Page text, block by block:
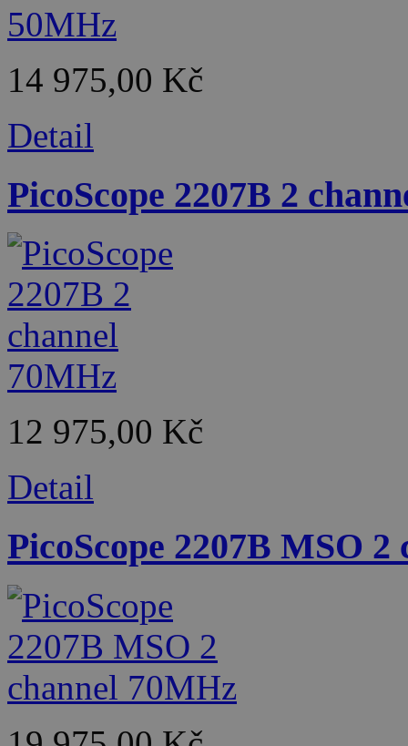
14 975,00 Kč
Detail
PicoScope 2207B 2
12 975,00 Kč
Detail
PicoScope 2207B MSO